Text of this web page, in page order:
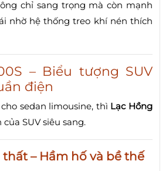
chỉ sang trọng mà còn mạnh
nhờ hệ thống treo khí nén thích
– Biểu tượng SUV
điện
sedan limousine, thì Lạc Hồng
SUV siêu sang.
– Hầm hố và bề thế